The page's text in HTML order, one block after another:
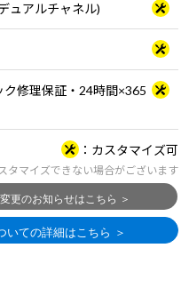
ュアルチャネル)
修理保証・24時間×365
カスタマイズ可
タマイズできない場合がございます